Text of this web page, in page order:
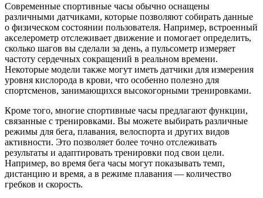
Современные спортивные часы обычно оснащены
различными датчиками, которые позволяют собирать данные
о физическом состоянии пользователя. Например, встроенный
акселерометр отслеживает движение и помогает определить,
сколько шагов вы сделали за день, а пульсометр измеряет
частоту сердечных сокращений в реальном времени.
Некоторые модели также могут иметь датчики для измерения
уровня кислорода в крови, что особенно полезно для
спортсменов, занимающихся высокогорными тренировками.
Кроме того, многие спортивные часы предлагают функции,
связанные с тренировками. Вы можете выбирать различные
режимы для бега, плавания, велоспорта и других видов
активности. Это позволяет более точно отслеживать
результаты и адаптировать тренировки под свои цели.
Например, во время бега часы могут показывать темп,
дистанцию и время, а в режиме плавания — количество
гребков и скорость.